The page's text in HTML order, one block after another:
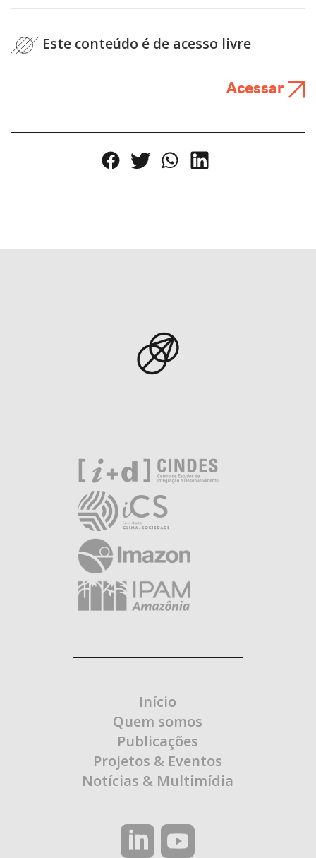
Este conteúdo é de acesso livre
Acessar
Início
Quem somos
Publicações
Projetos & Eventos
Notícias & Multimídia